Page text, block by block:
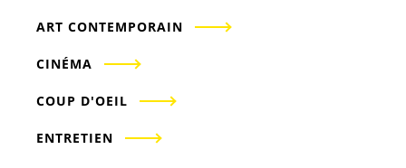
ART CONTEMPORAIN
CINÉMA
COUP D'OEIL
ENTRETIEN